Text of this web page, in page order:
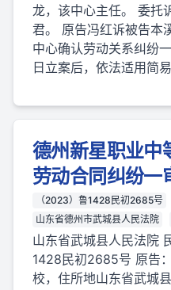
龙，该中心主任。 委托
君。 原告冯红诉被告本
中心确认劳动关系纠纷
日立案后，依法适用简
德州新星职业中
劳动合同纠纷一
（2023）鲁1428民初2685号
山东省德州市武城县人民法院
山东省武城县人民法院
1428民初2685号 原告
校，住所地山东省武城